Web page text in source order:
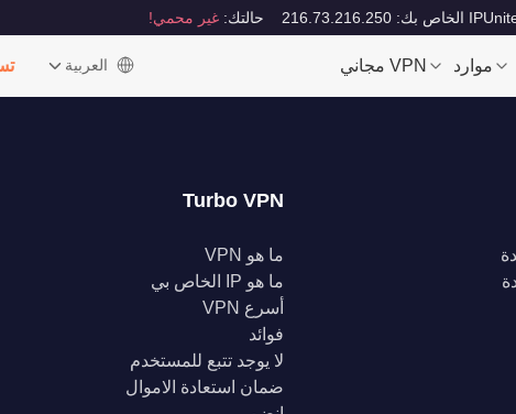
IP الخاص بك: 216.73.216.250 حالتك: غير محمي!
موارد VPN مجاني ‫العربية
Turbo VPN
ما هو VPN
ما هو IP الخاص بي
أسرع VPN
فوائد
لا يوجد تتبع للمستخدم
ضمان استعادة الاموال